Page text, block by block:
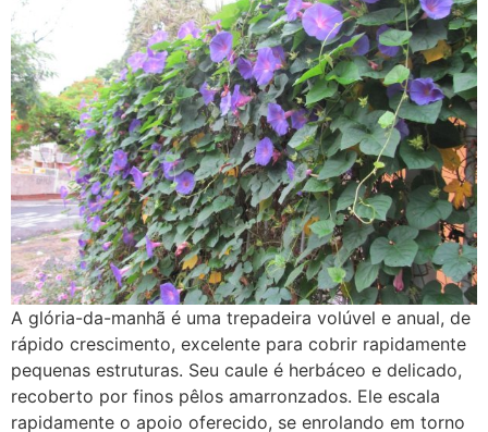
A glória-da-manhã é uma trepadeira volúvel e anual, de
rápido crescimento, excelente para cobrir rapidamente
pequenas estruturas. Seu caule é herbáceo e delicado,
recoberto por finos pêlos amarronzados. Ele escala
rapidamente o apoio oferecido, se enrolando em torno